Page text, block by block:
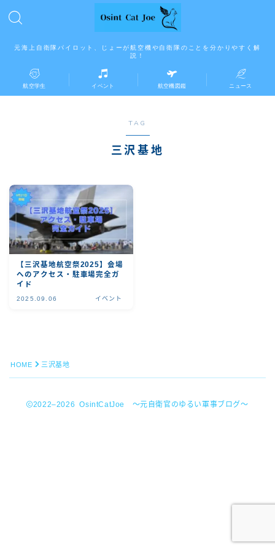
元海上自衛隊パイロット、じょーが航空機や自衛隊のことを分かりやすく解
説！
航空学生 イベント 航空機図鑑 ニュース
TAG
三沢基地
【三沢基地航空祭2025】会場
へのアクセス・駐車場完全ガ
イド
2025.09.06 イベント
HOME 三沢基地
2022–2026 OsintCatJoe ～元自衛官のゆるい軍事ブログ～